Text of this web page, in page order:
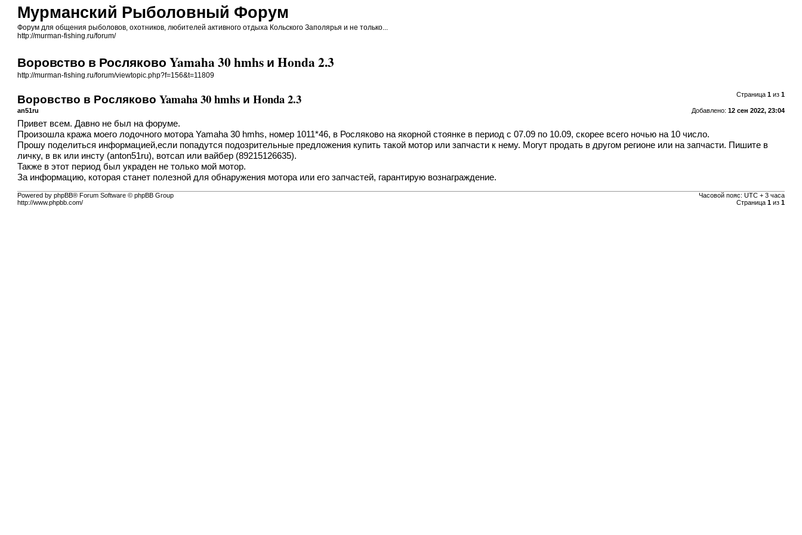
Мурманский Рыболовный Форум
Форум для общения рыболовов, охотников, любителей активного отдыха Кольского Заполярья и не только...
http://murman-fishing.ru/forum/
Воровство в Росляково Yamaha 30 hmhs и Honda 2.3
http://murman-fishing.ru/forum/viewtopic.php?f=156&t=11809
Страница 1из 1
Воровство в Росляково Yamaha 30 hmhs и Honda 2.3
Добавлено: 12 сен 2022, 23:04
an51ru
Привет всем. Давно не был на форуме.
Произошла кража моего лодочного мотора Yamaha 30 hmhs, номер 1011*46, в Росляково на якорной стоянке в период с 07.09 по 10.09, скорее всего ночью на 10 число.
Прошу поделиться информацией,если попадутся подозрительные предложения купить такой мотор или запчасти к нему. Могут продать в другом регионе или на запчасти. Пишите в
личку, в вк или инсту (anton51ru), вотсап или вайбер (89215126635).
Также в этот период был украден не только мой мотор.
За информацию, которая станет полезной для обнаружения мотора или его запчастей, гарантирую вознаграждение.
Часовой пояс: UTC + 3 часа
Страница 1из 1
Powered by phpBB® Forum Software © phpBB Group
http://www.phpbb.com/